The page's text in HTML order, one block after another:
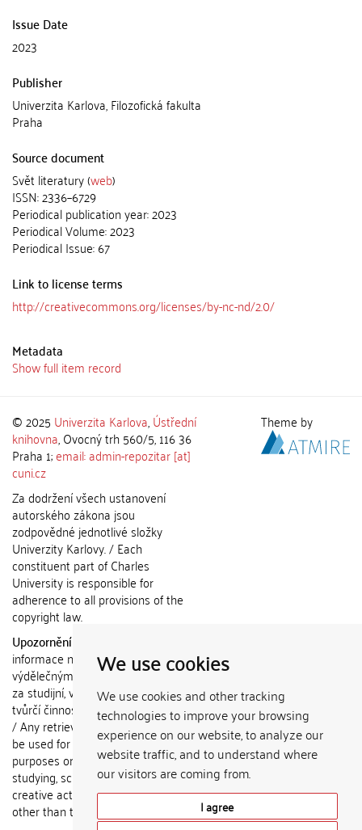
We use cookies
We use cookies and other tracking
technologies to improve your browsing
experience on our website, to analyze our
website traffic, and to understand where
our visitors are coming from.
I agree
Issue Date
2023
Publisher
Univerzita Karlova, Filozofická fakulta
Praha
Source document
Svět literatury (web)
ISSN: 2336–6729
Periodical publication year: 2023
Periodical Volume: 2023
Periodical Issue: 67
Link to license terms
http://creativecommons.org/licenses/by-nc-nd/2.0/
Metadata
Show full item record
© 2025 Univerzita Karlova,Ústřední
knihovna, Ovocný trh 560/5, 116 36
Praha 1;email: admin-repozitar [at]
cuni.cz
Za dodržení všech ustanovení
autorského zákona jsou
zodpovědné jednotlivé složky
Univerzity Karlovy. / Each
constituent part of Charles
University is responsible for
adherence to all provisions of the
copyright law.
Upozornění / Notice:
informace nemohou být použity k
výdělečným účelům nebo vydávány
za studijní, vědeckou nebo jinou
tvůrčí činnost jiné osoby než autora.
/ Any retrieved information shall not
be used for any commercial
purposes or claimed as results of
studying, scientific or any other
creative activities of any person
other than the author.
Theme by